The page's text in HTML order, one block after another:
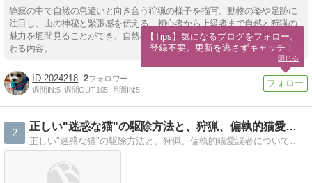
静寂の中で自然の息遣いと向き合う狩猟の様子を描写。動物の姿や足跡に
注目し、山の神秘と緊張感を伝える。初心者から上級者まで自然と狩猟の
魅力を垣間見ることができ、自然の流れを尊重した慎重な狩りの様子が伝
わる内容。
2024218 2
週間IN:5 週間OUT:105 月間IN:5
2
正しい"迷惑な猫"の駆除方法と、狩猟、偏執的猫愛誤者について
正しい"迷惑な猫"の駆除方法と、狩猟、偏執的猫愛誤者についての考察ブログ
【Tips】気になるブログをフォロー。
登録不要。更新を逃さずキャッチ！
閉じる